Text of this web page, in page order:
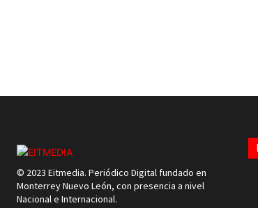
© 2023 Eitmedia. Periódico Digital fundado en
Monterrey Nuevo León, con presencia a nivel
Nacional e Internacional.